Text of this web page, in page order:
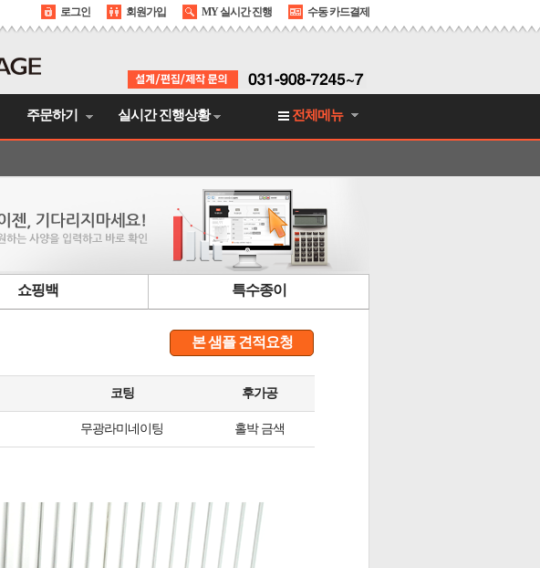
로그인 회원가입 MY 실시간 진행 수동 카드결제
전체메뉴
주문하기 실시간 진행상황
쇼핑백 특수종이
본 샘플 견적요청
코팅 후가공
무광라미네이팅 홀박 금색